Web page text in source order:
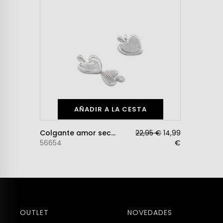
AÑADIR A LA CESTA
Colgante amor secreto plata
56654
22,95 € 14,99
€
OUTLET NOVEDADES